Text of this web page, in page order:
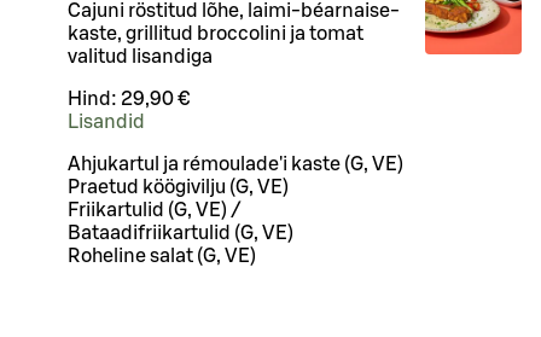
Cajuni röstitud lõhe, laimi-béarnaise-
kaste, grillitud broccolini ja tomat
valitud lisandiga
Hind: 29,90 €
Lisandid
Ahjukartul ja rémoulade'i kaste (G, VE)
Praetud köögivilju (G, VE)
Friikartulid (G, VE) /
Bataadifriikartulid (G, VE)
Roheline salat (G, VE)